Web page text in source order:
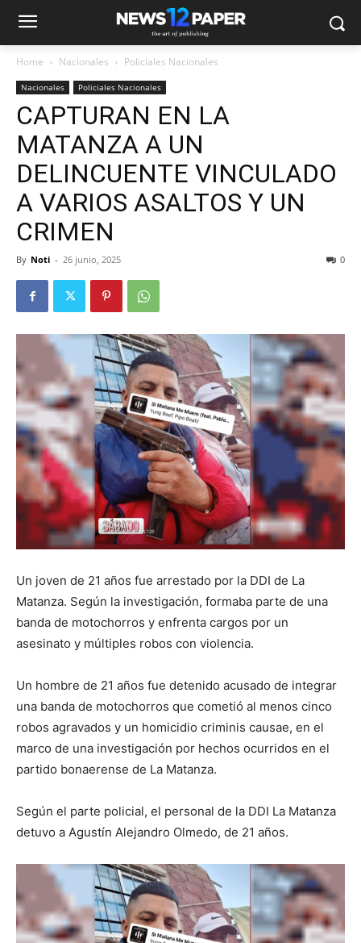
Home Nacionales Policiales Nacionales
Nacionales Policiales Nacionales
CAPTURAN EN LA
MATANZA A UN
DELINCUENTE VINCULADO
A VARIOS ASALTOS Y UN
CRIMEN
By Noti - 26 junio, 2025 0
Un joven de 21 años fue arrestado por la DDI de La
Matanza. Según la investigación, formaba parte de una
banda de motochorros y enfrenta cargos por un
asesinato y múltiples robos con violencia.
Un hombre de 21 años fue detenido acusado de integrar
una banda de motochorros que cometió al menos cinco
robos agravados y un homicidio criminis causae, en el
marco de una investigación por hechos ocurridos en el
partido bonaerense de La Matanza.
Según el parte policial, el personal de la DDI La Matanza
detuvo a Agustín Alejandro Olmedo, de 21 años.